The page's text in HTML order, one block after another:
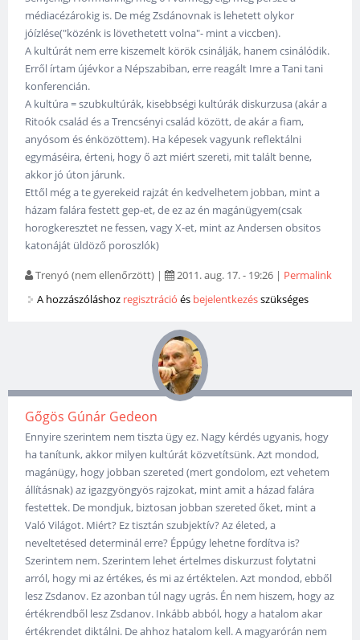
médiacézárokig is. De még Zsdánovnak is lehetett olykor
jóízlése("közénk is lövethetett volna"- mint a viccben).
A kultúrát nem erre kiszemelt körök csinálják, hanem csinálódik.
Erről írtam újévkor a Népszabiban, erre reagált Imre a Tani tani
konferencián.
A kultúra = szubkultúrák, kisebbségi kultúrák diskurzusa (akár a
Ritoók család és a Trencsényi család között, de akár a fiam,
anyósom és énközöttem). Ha képesek vagyunk reflektálni
egymáséira, érteni, hogy ő azt miért szereti, mit talált benne,
akkor jó úton járunk.
Ettől még a te gyerekeid rajzát én kedvelhetem jobban, mint a
házam falára festett gep-et, de ez az én magánügyem(csak
horogkeresztet ne fessen, vagy X-et, mint az Andersen obsitos
katonáját üldöző poroszlók)
Trenyó (nem ellenőrzött) | 2011. aug. 17. - 19:26 | Permalink
A hozzászóláshoz regisztráció és bejelentkezésszükséges
Gőgös Gúnár Gedeon
Ennyire szerintem nem tiszta ügy ez. Nagy kérdés ugyanis, hogy
ha tanítunk, akkor milyen kultúrát közvetítsünk. Azt mondod,
magánügy, hogy jobban szereted (mert gondolom, ezt vehetem
állításnak) az igazgyöngyös rajzokat, mint amit a házad falára
festettek. De mondjuk, biztosan jobban szereted őket, mint a
Való Világot. Miért? Ez tisztán szubjektív? Az életed, a
neveltetésed determinál erre? Éppúgy lehetne fordítva is?
Szerintem nem. Szerintem lehet értelmes diskurzust folytatni
arról, hogy mi az értékes, és mi az értéktelen. Azt mondod, ebből
lesz Zsdanov. Ez azonban túl nagy ugrás. Én nem hiszem, hogy az
értékrendből lesz Zsdanov. Inkább abból, hogy a hatalom akar
értékrendet diktálni. De ahhoz hatalom kell. A magyarórán nem